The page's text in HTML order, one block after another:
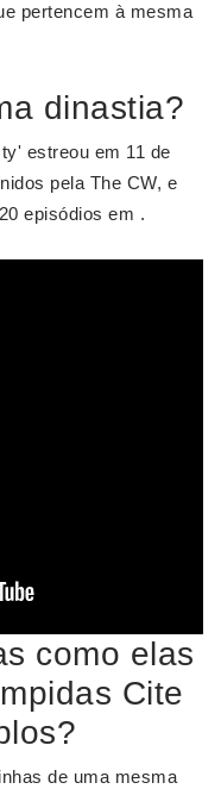
pertencem à mesma
dinastia?
estreou em 11 de
pela The CW, e
episódios em .
como elas
Cite
de uma mesma